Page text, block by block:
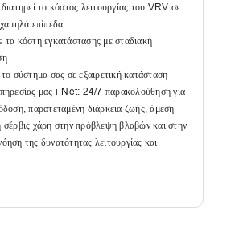
το κόστος λειτουργίας του VRV σε
επίπεδα
τα κόστη εγκατάστασης με σταδιακή
το σύστημα σας σε εξαιρετική κατάσταση
μας i-Net: 24/7 παρακολούθηση για
παρατεταμένη διάρκεια ζωής, άμεση
σέρβις χάρη στην πρόβλεψη βλαβών και στην
της δυνατότητας λειτουργίας και